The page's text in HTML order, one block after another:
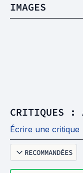
IMAGES
CRITIQUES :
Écrire une critique
RECOMMANDÉES